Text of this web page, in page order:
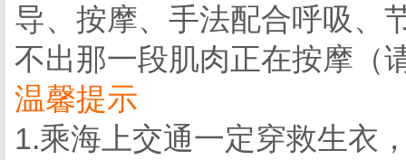
导、按摩、手法配合呼吸、
不出那一段肌肉正在按摩（
温馨提示
1.乘海上交通一定穿救生衣